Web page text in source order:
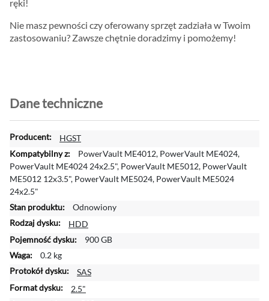
ręki!
Nie masz pewności czy oferowany sprzęt zadziała w Twoim
zastosowaniu? Zawsze chętnie doradzimy i pomożemy!
Dane techniczne
W
i
ę
c
e
i
n
f
o
m
a
HGST
PowerVault ME4012, PowerVault ME4024,
PowerVault ME4024 24x2.5", PowerVault ME5012, PowerVault
ME5012 12x3.5", PowerVault ME5024, PowerVault ME5024
24x2.5"
Odnowiony
HDD
900 GB
0.2 kg
SAS
2.5"